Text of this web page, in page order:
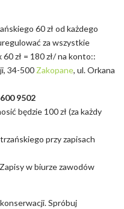
60 zł od każdego
za wszystkie
zł = 180 zł/ na konto::
34-500 Zakopane, ul. Orkana
9502
będzie 100 zł (za każdy
przy zapisach
w biurze zawodów
Spróbuj